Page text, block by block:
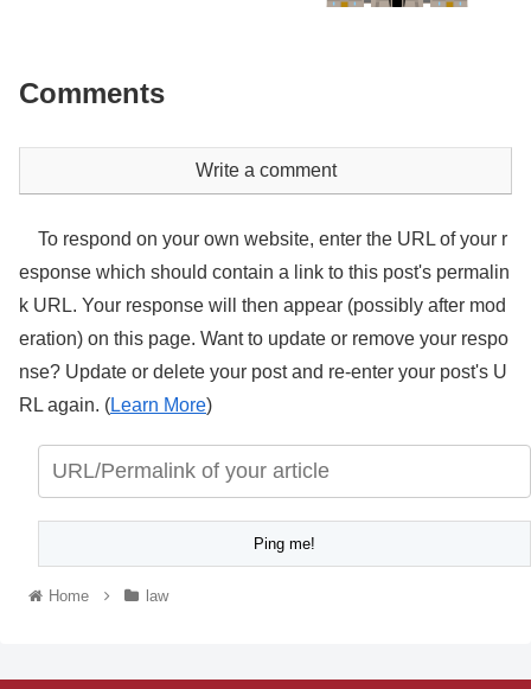
Comments
Write a comment
To respond on your own website, enter the URL of your r
esponse which should contain a link to this post's permalin
k URL. Your response will then appear (possibly after mod
eration) on this page. Want to update or remove your respo
nse? Update or delete your post and re-enter your post's U
RL again. (Learn More)
Home law